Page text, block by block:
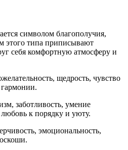
символом благополучия,
этого типа приписывают
себя комфортную атмосферу и
щедрость, чувство
гармонии.
заботливость, умение
к порядку и уюту.
эмоциональность,